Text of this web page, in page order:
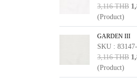
3,116 THB
(Product)
GARDEN III
SKU :
3,116 THB
(Product)